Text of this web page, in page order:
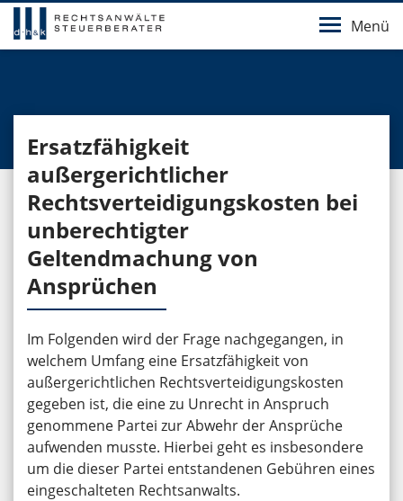
Menü
Ersatzfähigkeit
außergerichtlicher
Rechtsverteidigungskosten bei
unberechtigter
Geltendmachung von
Ansprüchen
Im Folgenden wird der Frage nachgegangen, in
welchem Umfang eine Ersatzfähigkeit von
außergerichtlichen Rechtsverteidigungskosten
gegeben ist, die eine zu Unrecht in Anspruch
genommene Partei zur Abwehr der Ansprüche
aufwenden musste. Hierbei geht es insbesondere
um die dieser Partei entstandenen Gebühren eines
eingeschalteten Rechtsanwalts.